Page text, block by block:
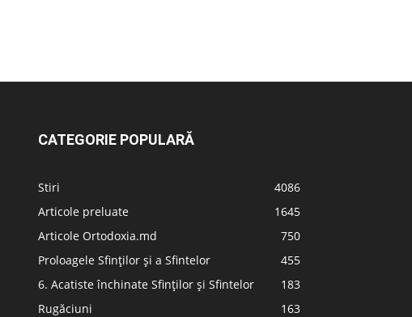
CATEGORIE POPULARĂ
Stiri
4086
Articole preluate
1645
Articole Ortodoxia.md
750
Proloagele Sfinților și a Sfintelor
455
6. Acatiste închinate Sfinților și Sfintelor
183
Rugăciuni
163